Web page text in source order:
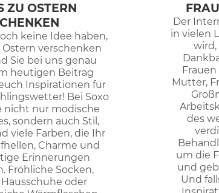
ZU OSTERN
keine Idee haben,
Ostern verschenken
Sie bei uns genau
heutigen Beitrag
Inspirationen für
Bei Soxo
nicht nur modische
sondern auch Stil,
viele Farben, die Ihr
Charme und
Erinnerungen
Fröhliche Socken,
oder
Der
in vielen
wird,
Mutter,
des
um die
und
Und